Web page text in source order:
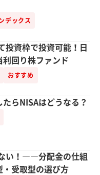
デックス
投資枠で投資可能！日
利回り株ファンド
おすすめ
たらNISAはどうなる？
い！――分配金の仕組
・受取型の選び方